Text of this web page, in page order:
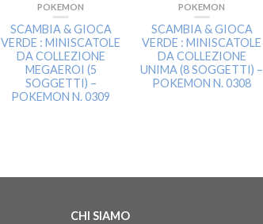
POKEMON
SCAMBIA & GIOCA
VERDE : MINISCATOLE
DA COLLEZIONE
MEGAEROI (5
SOGGETTI) –
POKEMON N. 0309
POKEMON
SCAMBIA & GIOCA
VERDE : MINISCATOLE
DA COLLEZIONE
UNIMA (8 SOGGETTI) –
POKEMON N. 0308
CHI SIAMO